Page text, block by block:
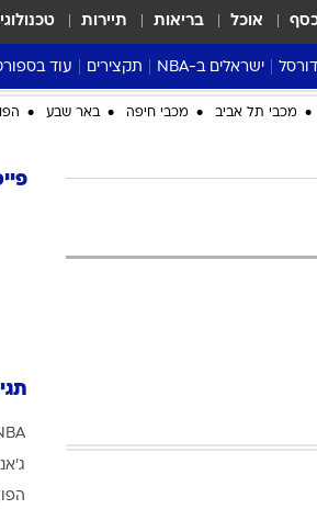
אוכל בריאות תיירות
העל
ישראלים ב-NBA
דני אבדיה
תקצירים עוד
מונדיאל 2026
טבלאות
ספורט
ענפים
מכבי תל אביב מכבי חיפה באר שבע